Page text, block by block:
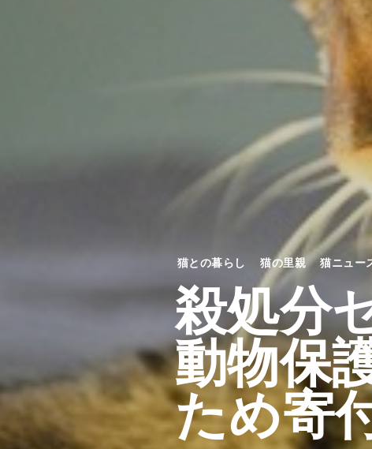
猫との暮らし 猫の里親 猫ニュー
殺処分
動物保
ため寄